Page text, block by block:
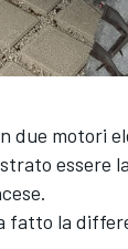
due motori
essere
fatto la